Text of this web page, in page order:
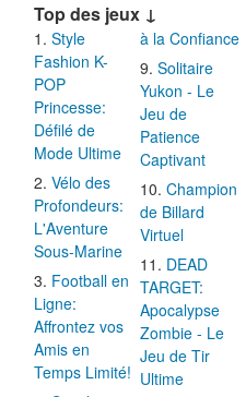
Top des jeux ↓
Style
Fashion K-
POP
Princesse:
Défilé de
Mode Ultime
Vélo des
Profondeurs:
L'Aventure
Sous-Marine
Football en
Ligne:
Affrontez vos
Amis en
Temps Limité!
à la Confiance
Solitaire
Yukon - Le
Jeu de
Patience
Captivant
Champion
de Billard
Virtuel
DEAD
TARGET:
Apocalypse
Zombie - Le
Jeu de Tir
Ultime